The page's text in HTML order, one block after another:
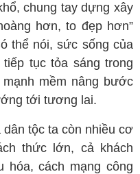
chung tay dựng xây
hơn, to đẹp hơn”
thể nói, sức sống của
tục tỏa sáng trong
mềm nâng bước
tới tương lai.
tộc ta còn nhiều cơ
thức lớn, cả khách
hóa, cách mạng công